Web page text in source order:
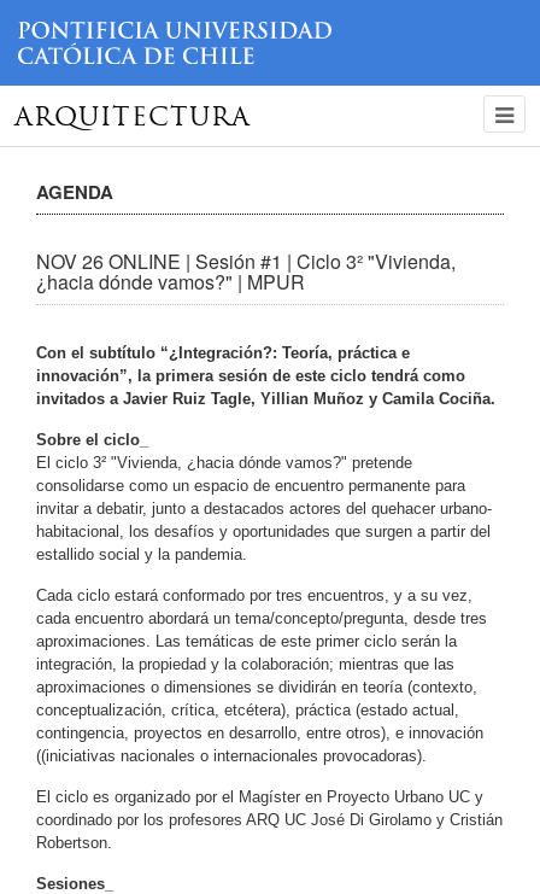
ARQUITECTURA
AGENDA
NOV 26 ONLINE | Sesión #1 | Ciclo 3² "Vivienda,
¿hacia dónde vamos?" | MPUR
Con el subtítulo “¿Integración?: Teoría, práctica e
innovación”, la primera sesión de este ciclo tendrá como
invitados a Javier Ruiz Tagle, Yillian Muñoz y Camila Cociña.
Sobre el ciclo_
El ciclo 3² "Vivienda, ¿hacia dónde vamos?" pretende
consolidarse como un espacio de encuentro permanente para
invitar a debatir, junto a destacados actores del quehacer urbano-
habitacional, los desafíos y oportunidades que surgen a partir del
estallido social y la pandemia.
Cada ciclo estará conformado por tres encuentros, y a su vez,
cada encuentro abordará un tema/concepto/pregunta, desde tres
aproximaciones. Las temáticas de este primer ciclo serán la
integración, la propiedad y la colaboración; mientras que las
aproximaciones o dimensiones se dividirán en teoría (contexto,
conceptualización, crítica, etcétera), práctica (estado actual,
contingencia, proyectos en desarrollo, entre otros), e innovación
((iniciativas nacionales o internacionales provocadoras).
El ciclo es organizado por el Magíster en Proyecto Urbano UC y
coordinado por los profesores ARQ UC José Di Girolamo y Cristián
Robertson.
Sesiones_